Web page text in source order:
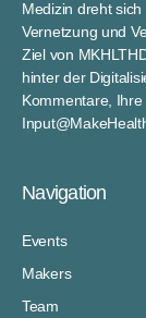
Medizin dreht
Vernetzung und
Ziel von
hinter der
Kommentare,
Navigation
Events
Makers
Team